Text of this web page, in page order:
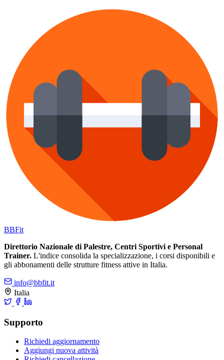
BBFit
Direttorio Nazionale di Palestre, Centri Sportivi e Personal
Trainer. L'indice consolida la specializzazione, i corsi disponibili e
gli abbonamenti delle strutture fitness attive in Italia.
info@bbfit.it
Italia
Supporto
Richiedi aggiornamento
Aggiungi nuova attività